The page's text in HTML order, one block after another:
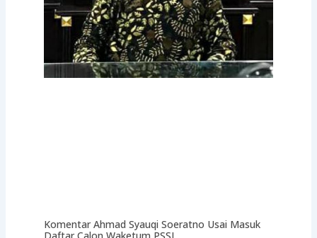
Komentar Ahmad Syauqi Soeratno Usai Masuk